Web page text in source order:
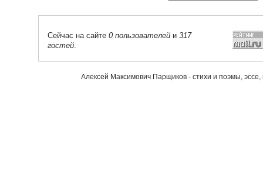
Сейчас на сайте 0 пользователей и 317
гостей.
Алексей Максимович Парщиков - стихи и поэмы,